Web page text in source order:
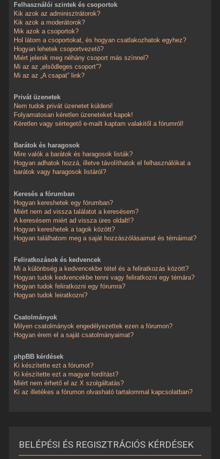
Felhasználói szintek és csoportok
Kik azok az adminisztrátorok?
Kik azok a moderátorok?
Mik azok a csoportok?
Hol látom a csoportokat, és hogyan csatlakozhatok egyhez?
Hogyan lehetek csoportvezető?
Miért jelenik meg néhány csoport más színnel?
Mi az az „elsődleges csoport”?
Mi az az „A csapat” link?
Privát üzenetek
Nem tudok privát üzenetet küldeni!
Folyamatosan kéretlen üzeneteket kapok!
Kéretlen vagy sértegető e-mailt kaptam valakitől a fórumról!
Barátok és haragosok
Mire valók a barátok és haragosok listák?
Hogyan adhatok hozzá, illetve távolíthatok el felhasználókat a
barátok vagy haragosok listáról?
Keresés a fórumban
Hogyan kereshetek egy fórumban?
Miért nem ad vissza találatot a keresésem?
A keresésem miért ad vissza üres oldalt!?
Hogyan kereshetek a tagok között?
Hogyan találhatom meg a saját hozzászólásaimat és témáimat?
Feliratkozások és kedvencek
Mi a különbség a kedvencekbe tétel és a feliratkozás között?
Hogyan tudok kedvencekbe tenni vagy feliratkozni egy témára?
Hogyan tudok feliratkozni egy fórumra?
Hogyan tudok leiratkozni?
Csatolmányok
Milyen csatolmányok engedélyezettek ezen a fórumon?
Hogyan érem el a saját csatolmányaimat?
phpBB kérdések
Ki készítette ezt a fórumot?
Ki készítette ezt a magyar fordítást?
Miért nem érhető el az X szolgáltatás?
Ki az illetékes a fórumon olvasható tartalommal kapcsolatban?
BELÉPÉSI ÉS REGISZTRÁCIÓS KÉRDÉSEK